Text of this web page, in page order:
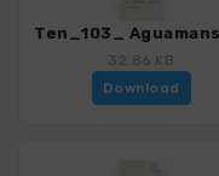
32.86 KB
Download